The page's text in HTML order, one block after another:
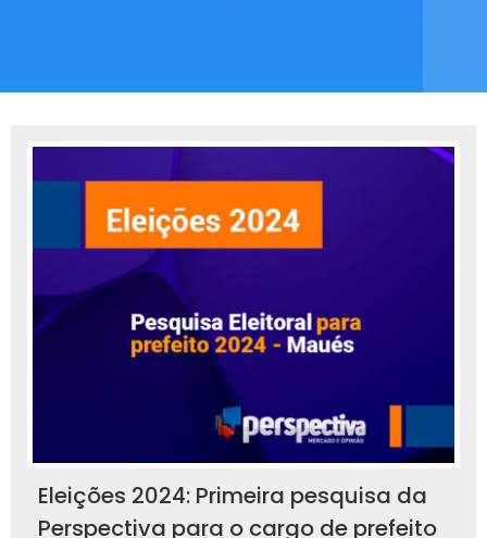
Eleições 2024: Primeira pesquisa da
Perspectiva para o cargo de prefeito